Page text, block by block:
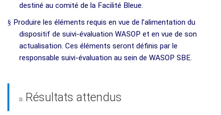
destiné au comité de la Facilité Bleue.
§ Produire les éléments requis en vue de l’alimentation du
dispositif de suivi-évaluation WASOP et en vue de son
actualisation. Ces éléments seront définis par le
responsable suivi-évaluation au sein de WASOP SBE.
D. Résultats attendus